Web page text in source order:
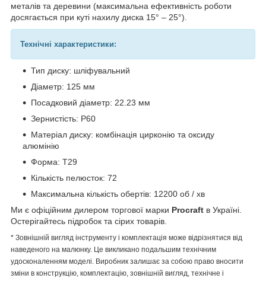
металів та деревини (максимальна ефективність роботи
досягається при куті нахилу диска 15° – 25°).
Технічні характеристики:
Тип диску: шліфувальний
Діаметр: 125 мм
Посадковий діаметр: 22.23 мм
Зернистість: Р60
Матеріал диску: комбінація цирконію та оксиду
алюмінію
Форма: T29
Кількість пелюсток: 72
Максимальна кількість обертів: 12200 об / хв
Ми є офіційним дилером торгової марки Procraft в Україні.
Остерігайтесь підробок та сірих товарів.
* Зовнішній вигляд інструменту і комплектація може відрізнятися від
наведеного на малюнку. Це викликано подальшим технічним
удосконаленням моделі. Виробник залишає за собою право вносити
зміни в конструкцію, комплектацію, зовнішній вигляд, технічне і